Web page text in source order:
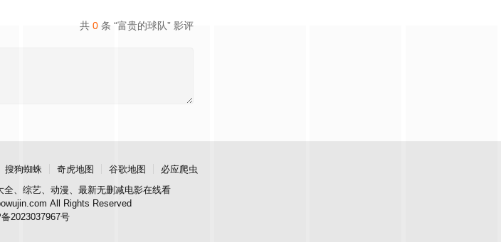
共 0 条 “富贵的球队” 影评
搜狗蜘蛛 奇虎地图 谷歌地图
必应爬虫
全、综艺、动漫、最新无删减电影在线看
All Rights Reserved
2023037967号